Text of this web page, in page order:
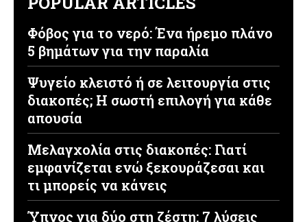
Φόβος για το νερό: Ένα ήρεμο πλάνο
5 βημάτων για την παραλία
Ψυγείο κλειστό ή σε λειτουργία στις
διακοπές; Η σωστή επιλογή για κάθε
απουσία
Μελαγχολία στις διακοπές: Γιατί
εμφανίζεται ενώ ξεκουράζεσαι και
τι μπορείς να κάνεις
Ύπνος για δύο στη ζέστη: 7 λύσεις